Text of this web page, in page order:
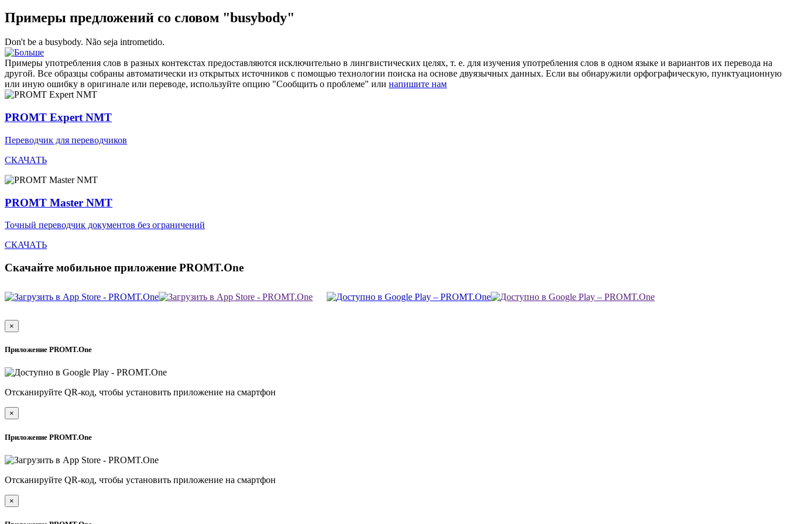
Примеры предложений со словом "busybody"
Don't be a busybody. Não seja intrometido.
Примеры употребления слов в разных контекстах предоставляются исключительно в лингвистических целях, т. е. для изучения употребления слов в одном языке и вариантов их перевода на
другой. Все образцы собраны автоматически из открытых источников с помощью технологии поиска на основе двуязычных данных. Если вы обнаружили орфографическую, пунктуационную
или иную ошибку в оригинале или переводе, используйте опцию "Сообщить о проблеме" или напишите нам
PROMT Expert NMT
Переводчик для переводчиков
СКАЧАТЬ
PROMT Master NMT
Точный переводчик документов без ограничений
СКАЧАТЬ
Скачайте мобильное приложение PROMT.One
×
Приложение PROMT.One
Отсканируйте QR-код, чтобы установить приложение на смартфон
×
Приложение PROMT.One
Отсканируйте QR-код, чтобы установить приложение на смартфон
×